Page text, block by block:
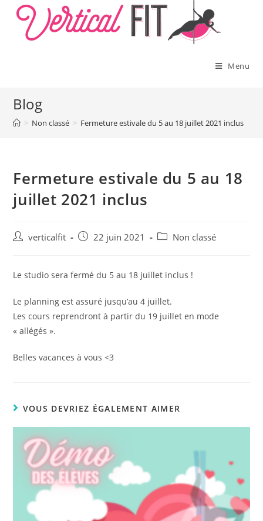
content
Menu
Blog
> Non classé > Fermeture estivale du 5 au 18 juillet 2021 inclus
Fermeture estivale du 5 au 18
juillet 2021 inclus
Auteur/autrice
publication :
verticalfit
Publication
22 juin 2021
PostNon classé
Le studio sera fermé du 5 au 18 juillet inclus !
Le planning est assuré jusqu’au 4 juillet.
Les cours reprendront à partir du 19 juillet en mode
« allégés ».
Belles vacances à vous <3
VOUS DEVRIEZ ÉGALEMENT AIMER